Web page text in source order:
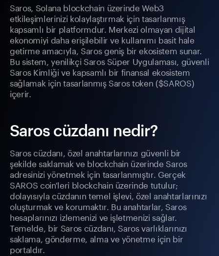
Saros, Solana blockchain üzerinde Web3
etkileşimlerinizi kolaylaştırmak için tasarlanmış
kapsamlı bir platformdur. Merkezi olmayan dijital
ekonomiyi daha erişilebilir ve kullanımı basit hale
getirme amacıyla, Saros geniş bir ekosistem sunar.
Bu sistem, yenilikçi Saros Süper Uygulaması, güvenli
Saros Kimliği ve kapsamlı bir finansal ekosistem
sağlamak için tasarlanmış Saros token ($SAROS)
içerir.
Saros cüzdanı nedir?
Saros cüzdanı, özel anahtarlarınızı güvenli bir
şekilde saklamak ve blockchain üzerinde Saros
adresinizi yönetmek için tasarlanmıştır. Gerçek
SAROS coin'leri blockchain üzerinde tutulur;
dolayısıyla cüzdanın temel işlevi, özel anahtarlarınızı
oluşturmak ve korumaktır. Bu anahtarlar, Saros
hesaplarınızı izlemenizi ve işletmenizi sağlar.
Temelde, bir Saros cüzdanı, Saros varlıklarınızı
saklama, gönderme, alma ve yönetme için bir
portaldır.